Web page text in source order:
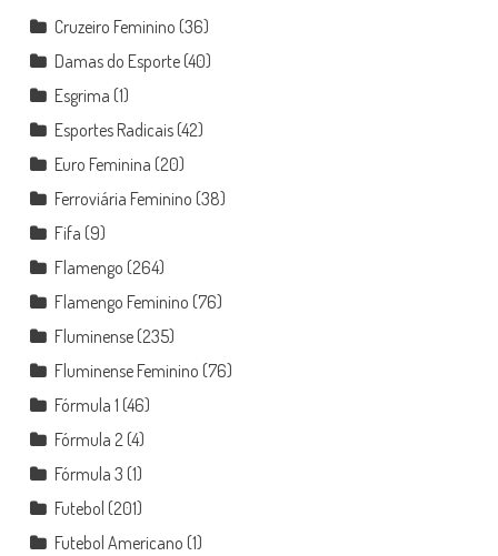
Cruzeiro Feminino (36)
Damas do Esporte(40)
Esgrima (1)
Esportes Radicais(42)
Euro Feminina (20)
Ferroviária Feminino (38)
Fifa (9)
Flamengo (264)
Flamengo Feminino (76)
Fluminense(235)
Fluminense Feminino (76)
Fórmula 1 (46)
Fórmula 2 (4)
Fórmula 3 (1)
Futebol (201)
Futebol Americano (1)